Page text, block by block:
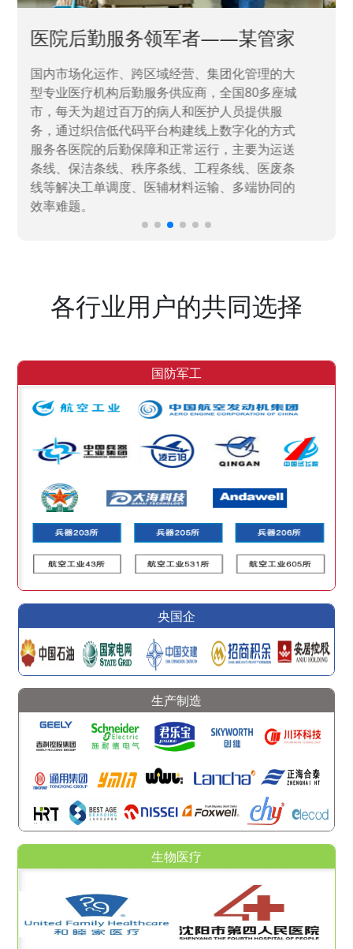
中国兵器工业集团——银光化学
国家“一五”期间156个重点项目之一。属于国家
高新技术企业，在信息化升级建设中，存在大
量“小、散、碎”的信息化需求，需要投入大量人
力资源进行开发，通过引入织信低代码平台，解
决当下遇到的各类业务难题，提升整体的IT研发
效率。
各行业用户的共同选择
国防军工
央国企
生产制造
生物医疗